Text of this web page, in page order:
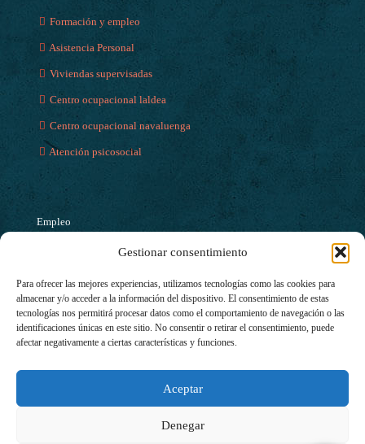
Gestionar consentimiento
Para ofrecer las mejores experiencias, utilizamos tecnologías como las cookies para
almacenar y/o acceder a la información del dispositivo. El consentimiento de estas
tecnologías nos permitirá procesar datos como el comportamiento de navegación o las
identificaciones únicas en este sitio. No consentir o retirar el consentimiento, puede
afectar negativamente a ciertas características y funciones.
Aceptar
Denegar
Formación y empleo
Asistencia Personal
Viviendas supervisadas
Centro ocupacional laldea
Centro ocupacional navaluenga
Atención psicosocial
Empleo
Servicio de empleo
Programas Europeos
Empleo en entorno rural
Centro especial de empleo